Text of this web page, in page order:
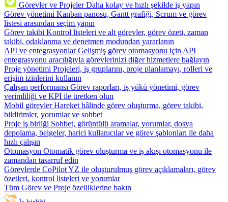
Görevler ve Projeler Daha kolay ve hızlı şekilde iş yapın
Görev yönetimi Kanban panosu, Gantt grafiği, Scrum ve görev
listesi arasından seçim yapın
Görev takibi Kontrol listeleri ve alt görevler, görev özeti, zaman
takibi, odaklanma ve denetmen modundan yararlanın
API ve entegrasyonlar Gelişmiş görev otomasyonu için API
entegrasyonu aracılığıyla görevlerinizi diğer hizmetlere bağlayın
Proje yönetimi Projeleri, iş gruplarını, proje planlamayı, rolleri ve
erişim izinlerini kullanın
Çalışan performansı Görev raporları, iş yükü yönetimi, görev
verimliliği ve KPI ile üretken olun
Mobil görevler Hareket hâlinde görev oluşturma, görev takibi,
bildirimler, yorumlar ve sohbet
Proje iş birliği Sohbet, görüntülü aramalar, yorumlar, dosya
depolama, belgeler, harici kullanıcılar ve görev şablonları ile daha
hızlı çalışın
Otomasyon Otomatik görev oluşturma ve iş akışı otomasyonu ile
zamandan tasarruf edin
Görevlerde CoPilotYZ ile oluşturulmuş görev açıklamaları, görev
özetleri, kontrol listeleri ve yorumlar
Tüm Görev ve Proje özelliklerine bakın